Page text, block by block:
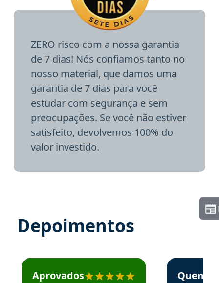
ZERO risco com a nossa garantia
de 7 dias! Nós confiamos tanto no
nosso material, que damos uma
garantia de 7 dias para você
estudar com segurança e sem
preocupações. Se você não estiver
satisfeito, devolvemos 100% do
valor investido.
Depoimentos
Estudante José recomenda o Aprova Concursos em
Aprovados
Estudante
Quem